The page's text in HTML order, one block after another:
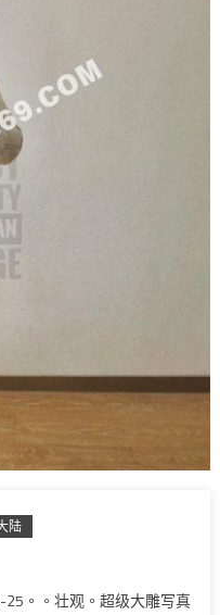
陆
。。壮观。超级大雕写真